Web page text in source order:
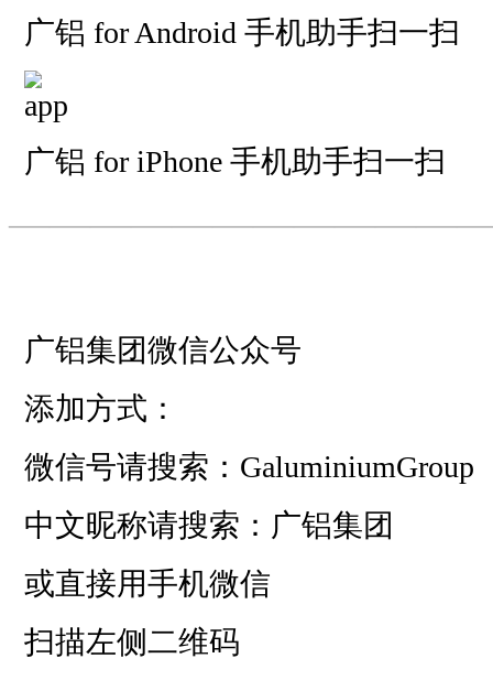
广铝 for Android 手机助手扫一扫
广铝 for iPhone 手机助手扫一扫
———————————
广铝集团微信公众号
添加方式：
微信号请搜索：GaluminiumGroup
中文昵称请搜索：广铝集团
或直接用手机微信
扫描左侧二维码